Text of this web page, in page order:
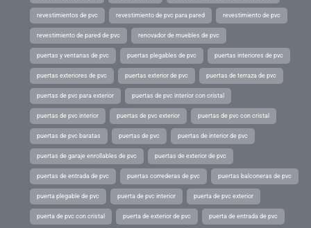
revestimientos de pvc revestimiento de pvc para pared revestimiento de pvc
revestimiento de pared de pvc renovador de muebles de pvc
puertas y ventanas de pvc puertas plegables de pvc puertas interiores de pvc
puertas exteriores de pvc puertas exterior de pvc puertas de terraza de pvc
puertas de pvc para exterior puertas de pvc interior con cristal
puertas de pvc interior puertas de pvc exterior puertas de pvc con cristal
puertas de pvc baratas puertas de pvc puertas de interior de pvc
puertas de garaje enrollables de pvc puertas de exterior de pvc
puertas de entrada de pvc puertas correderas de pvc puertas balconeras de pvc
puerta plegable de pvc puerta de pvc interior puerta de pvc exterior
puerta de pvc con cristal puerta de exterior de pvc puerta de entrada de pvc